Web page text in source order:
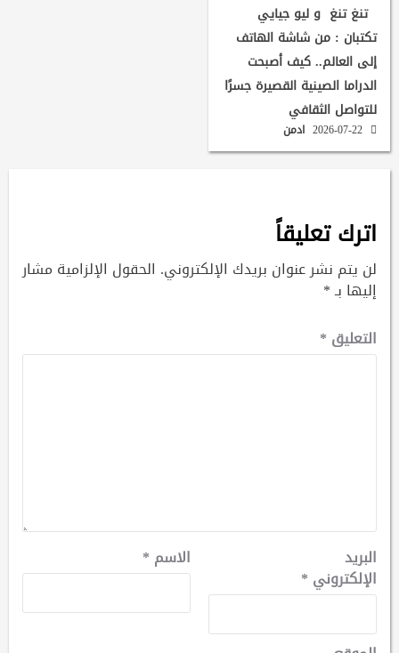
تنغ تنغ و ليو جيايي
تكتبان : من شاشة الهاتف
إلى العالم.. كيف أصبحت
الدراما الصينية القصيرة جسرًا
للتواصل الثقافي
ادمن
اترك تعليقاً
لن يتم نشر عنوان بريدك الإلكتروني. الحقول الإلزامية مشار
إليها بـ*
التعليق *
الاسم * البريد
الإلكتروني *